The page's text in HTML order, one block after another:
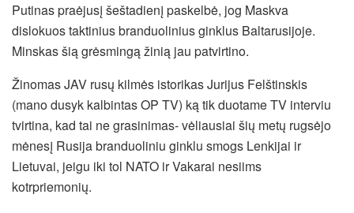
Putinas praėjusį šeštadienį paskelbė, jog Maskva
dislokuos taktinius branduolinius ginklus Baltarusijoje.
Minskas šią grėsmingą žinią jau patvirtino.
Žinomas JAV rusų kilmės istorikas Jurijus Felštinskis
(mano dusyk kalbintas OP TV) ką tik duotame TV interviu
tvirtina, kad tai ne grasinimas- vėliausiai šių metų rugsėjo
mėnesį Rusija branduoliniu ginklu smogs Lenkijai ir
Lietuvai, jeigu iki tol NATO ir Vakarai nesiims
kotrpriemonių.